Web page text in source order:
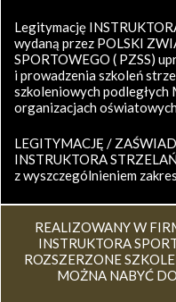
Legitymację
wydaną przez POLSKI
SPORTOWEGO ( PZSS)
i prowadzenia szkoleń
szkoleniowych podległych
organizacjach
LEGITYMACJĘ /
INSTRUKTORA
z wyszczególnieniem
REALIZOWANY W
INSTRUKTORA
ROZSZERZONE
MOŻNA NABYĆ